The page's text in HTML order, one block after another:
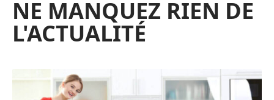
NE MANQUEZ RIEN DE
L'ACTUALITÉ